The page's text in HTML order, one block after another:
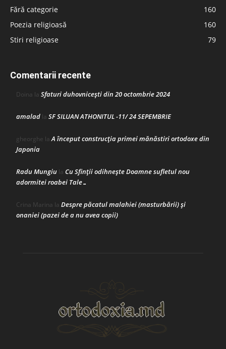
Fără categorie
160
Poezia religioasă
160
Stiri religioase
79
Comentarii recente
Doina la Sfaturi duhovnicești din 20 octombrie 2024
amalad la SF SILUAN ATHONITUL -11/ 24 SEPEMBRIE
gheorghe laA început construcţia primei mănăstiri ortodoxe din
Japonia
Radu Mungiu la Cu Sfinții odihnește Doamne sufletul nou
adormitei roabei Tale…
Crina Marina la Despre păcatul malahiei (masturbării) şi
onaniei (pazei de a nu avea copii)